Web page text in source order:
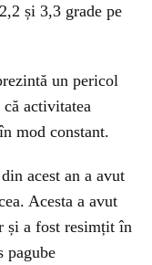
și 3,3 grade pe
un pericol
activitatea
mod constant.
acest an a avut
Acesta a avut
și a fost resimțit în
pagube